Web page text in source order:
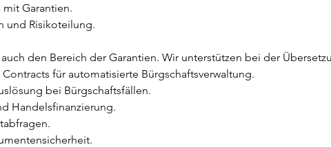
Garantien.
und Risikoteilung.
den Bereich der Garantien. Wir unterstützen bei der
für automatisierte Bürgschaftsverwaltung.
bei Bürgschaftsfällen.
Handelsfinanzierung.